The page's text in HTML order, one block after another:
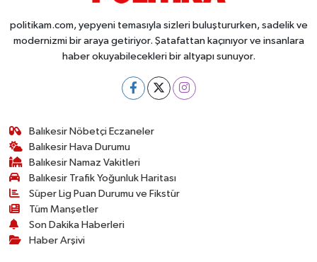
politikam.com, yepyeni temasıyla sizleri buluştururken, sadelik ve
modernizmi bir araya getiriyor. Şatafattan kaçınıyor ve insanlara
haber okuyabilecekleri bir altyapı sunuyor.
Balıkesir Nöbetçi Eczaneler
Balıkesir Hava Durumu
Balıkesir Namaz Vakitleri
Balıkesir Trafik Yoğunluk Haritası
Süper Lig Puan Durumu ve Fikstür
Tüm Manşetler
Son Dakika Haberleri
Haber Arşivi
TEKNOLOJİ
VİZYONDAKİLER
YAŞAM